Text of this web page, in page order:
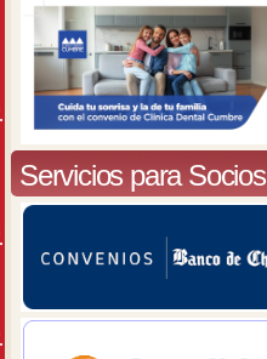
Servicios para Socios